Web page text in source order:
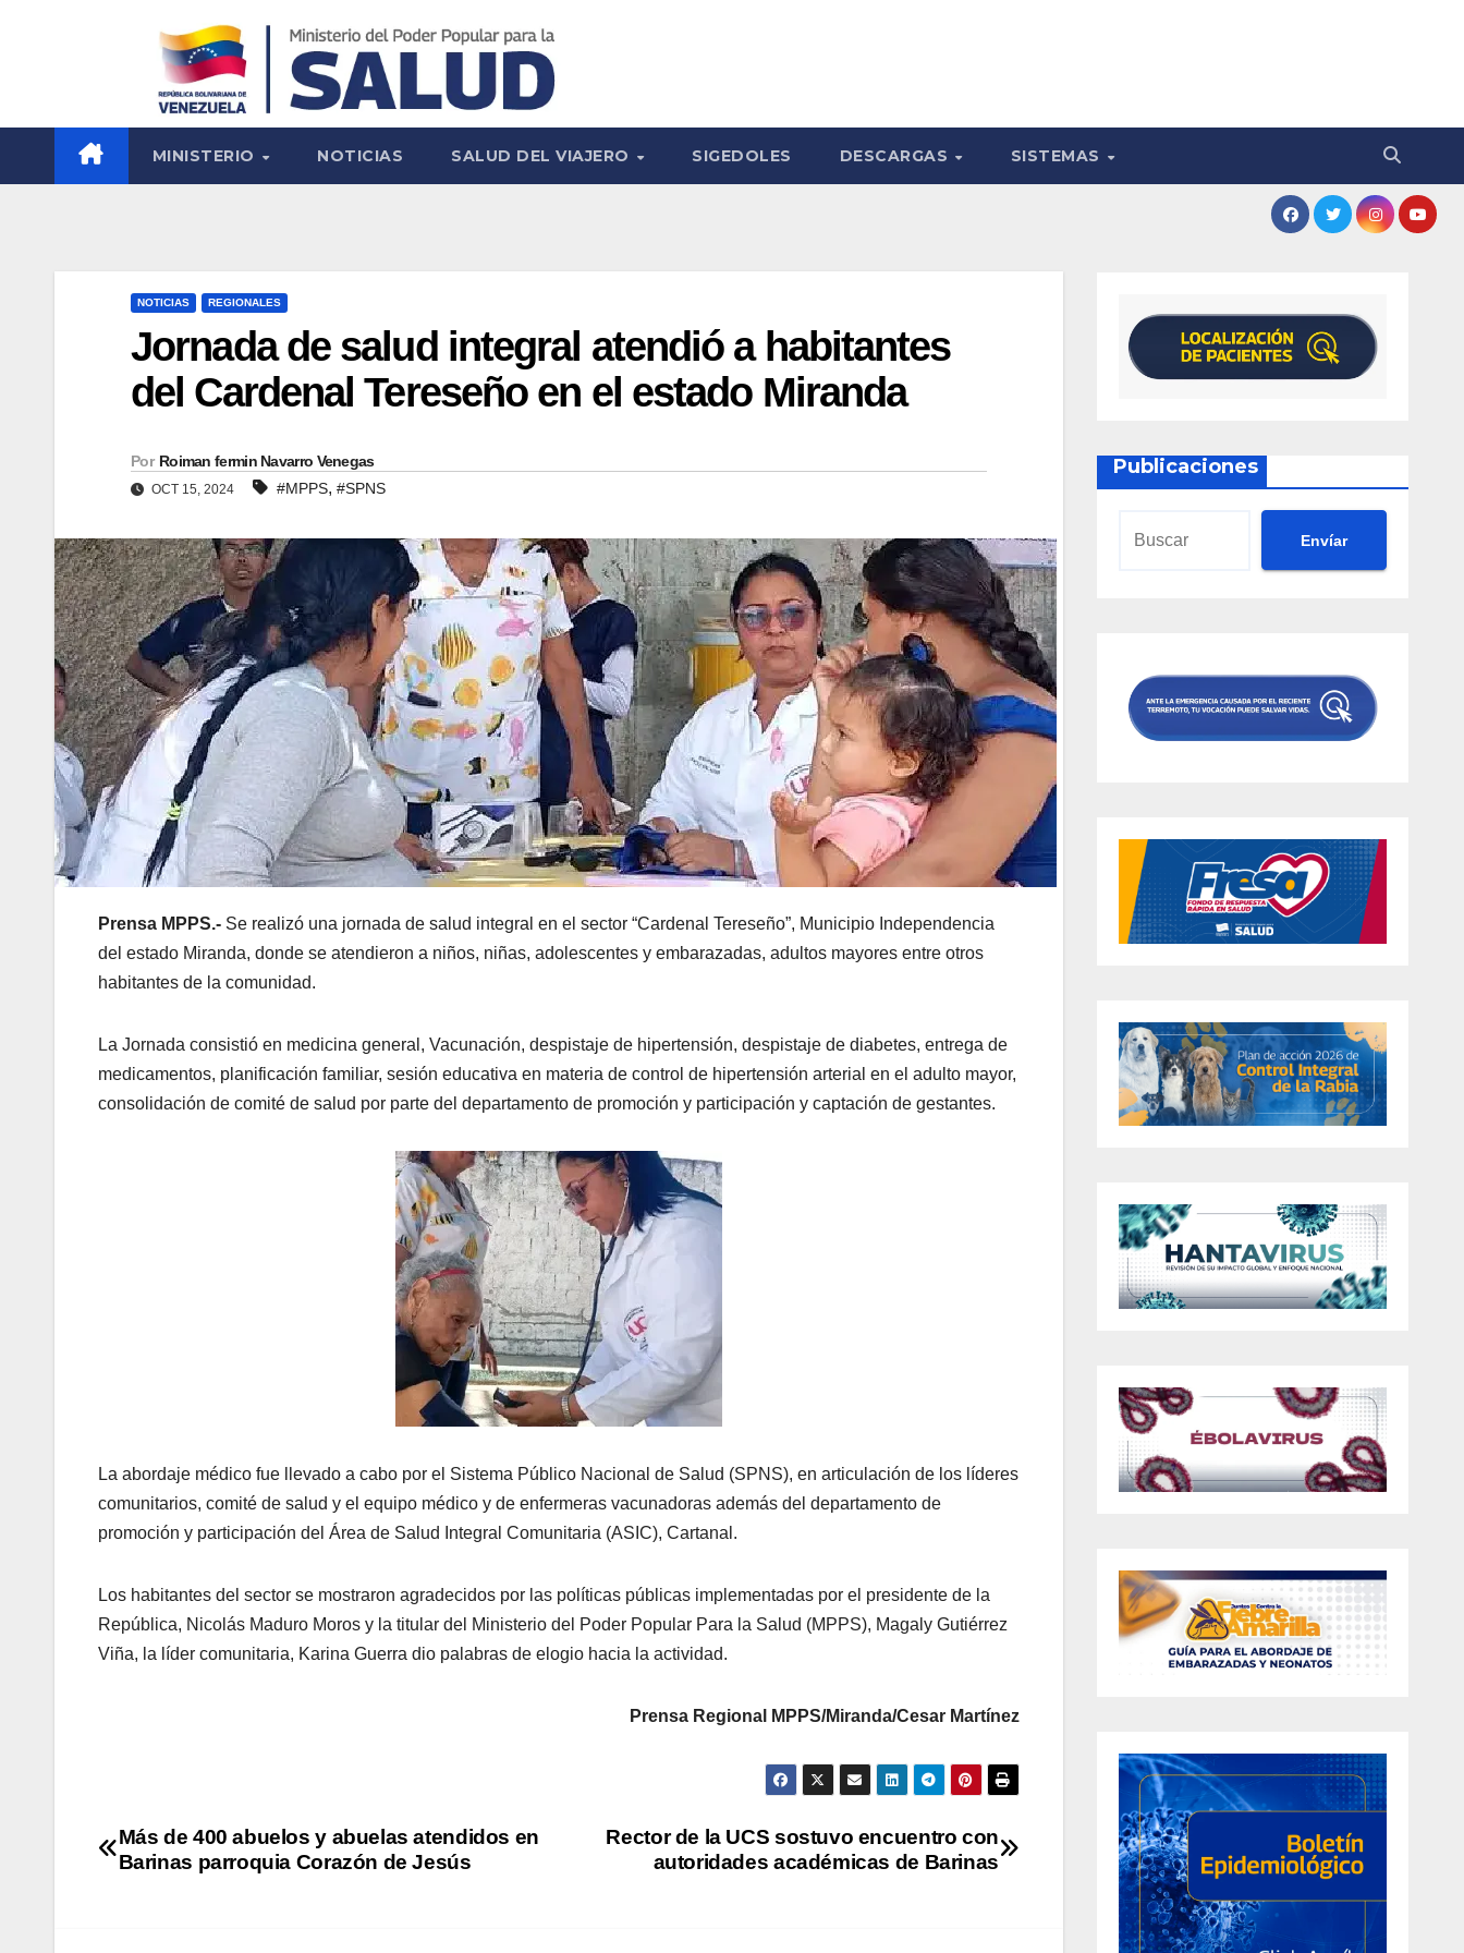
MINISTERIO NOTICIAS SALUD DEL VIAJERO SIGEDOLES DESCARGAS SISTEMAS
NOTICIAS REGIONALES
Jornada de salud integral atendió a habitantes
del Cardenal Tereseño en el estado Miranda
Por Roiman fermin Navarro Venegas
OCT 15, 2024 #MPPS, #SPNS
Prensa MPPS.- Se realizó una jornada de salud integral en el sector “Cardenal Tereseño”, Municipio Independencia
del estado Miranda, donde se atendieron a niños, niñas, adolescentes y embarazadas, adultos mayores entre otros
habitantes de la comunidad.
La Jornada consistió en medicina general, Vacunación, despistaje de hipertensión, despistaje de diabetes, entrega de
medicamentos, planificación familiar, sesión educativa en materia de control de hipertensión arterial en el adulto mayor,
consolidación de comité de salud por parte del departamento de promoción y participación y captación de gestantes.
La abordaje médico fue llevado a cabo por el Sistema Público Nacional de Salud (SPNS), en articulación de los líderes
comunitarios, comité de salud y el equipo médico y de enfermeras vacunadoras además del departamento de
promoción y participación del Área de Salud Integral Comunitaria (ASIC), Cartanal.
Los habitantes del sector se mostraron agradecidos por las políticas públicas implementadas por el presidente de la
República, Nicolás Maduro Moros y la titular del Ministerio del Poder Popular Para la Salud (MPPS), Magaly Gutiérrez
Viña, la líder comunitaria, Karina Guerra dio palabras de elogio hacia la actividad.
Prensa Regional MPPS/Miranda/Cesar Martínez
Rector de la UCS sostuvo encuentro con
autoridades académicas de Barinas
Más de 400 abuelos y abuelas atendidos en
Barinas parroquia Corazón de Jesús
Publicaciones
Envíar